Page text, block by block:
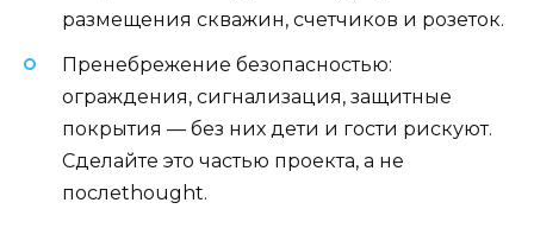
размещения скважин, счетчиков и розеток.
Пренебрежение безопасностью:
ограждения, сигнализация, защитные
покрытия — без них дети и гости рискуют.
Сделайте это частью проекта, а не
послеthought.